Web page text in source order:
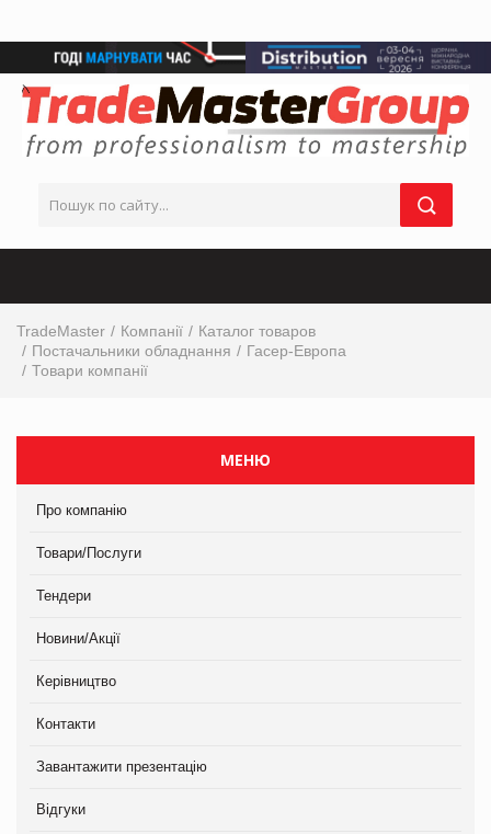
TradeMaster Компанії
Каталог товаров
Постачальники обладнання
Гасер-Европа
Товари компанії
МЕНЮ
Про компанію
Товари/Послуги
Тендери
Новини/Акції
Керівництво
Контакти
Завантажити презентацію
Відгуки